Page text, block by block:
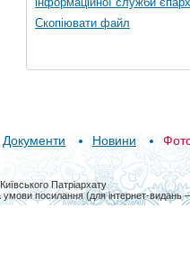
Скопіювати файл
Документи Новини
Патріархату
умови посилання (для інтернет-видань